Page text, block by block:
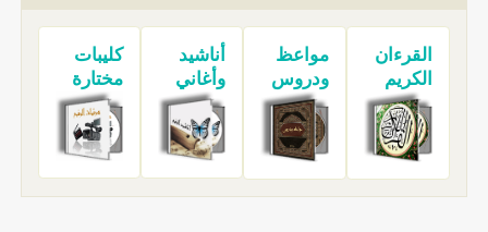
القرءان
الكريم
مواعظ
ودروس
أناشيد
وأغاني
كليبات
مختارة